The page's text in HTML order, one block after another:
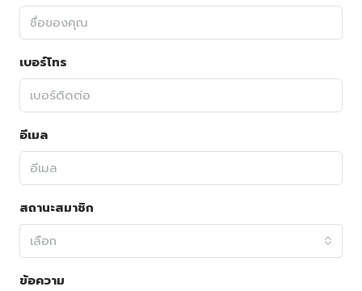
เบอร์โทร
อีเมล
สถานะสมาชิก
เลือก
ข้อความ